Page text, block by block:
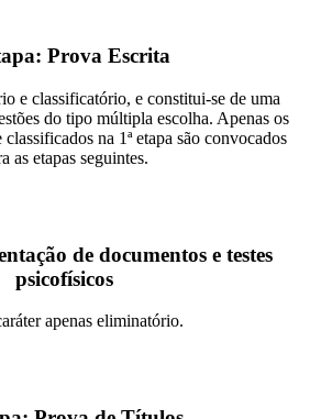
Prova Escrita
e classificatório, e constitui-se de uma
do tipo múltipla escolha. Apenas os
na 1ª etapa são convocados
as etapas seguintes.
de documentos e testes
psicofísicos
apenas eliminatório.